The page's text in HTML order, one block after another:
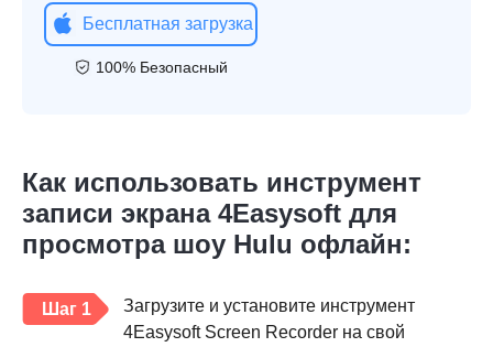
Бесплатная загрузка
100% Безопасный
Как использовать инструмент
записи экрана 4Easysoft для
просмотра шоу Hulu офлайн:
Шаг 1
Загрузите и установите инструмент
4Easysoft Screen Recorder на свой